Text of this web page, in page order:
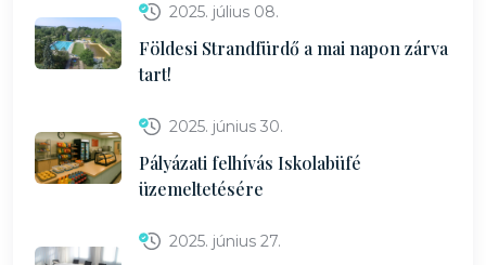
2025. július 08.
Földesi Strandfürdő a mai napon zárva
tart!
2025. június 30.
Pályázati felhívás Iskolabüfé
üzemeltetésére
2025. június 27.